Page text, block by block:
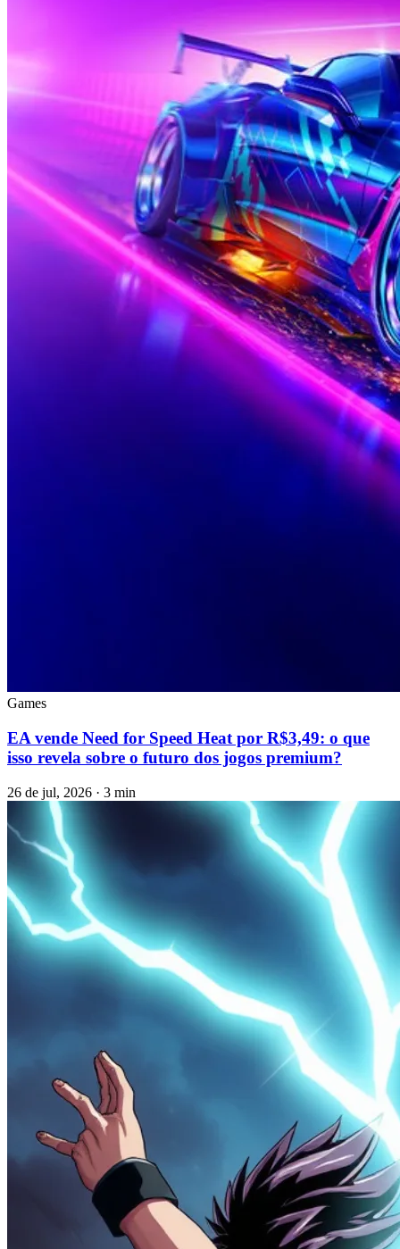
Games
EA vende Need for Speed Heat por R$3,49: o que
isso revela sobre o futuro dos jogos premium?
26 de jul, 2026 · 3 min